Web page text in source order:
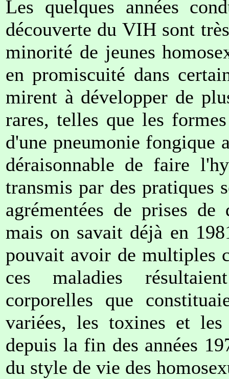
Les quelques années
découverte du VIH sont
minorité de jeunes
en promiscuité dans
mirent à développer de
rares, telles que les
d'une pneumonie fongique
déraisonnable de faire
transmis par des pratiques
agrémentées de prises
mais on savait déjà en
pouvait avoir de multiples
ces maladies
corporelles que
variées, les toxines et les
depuis la fin des années
du style de vie des